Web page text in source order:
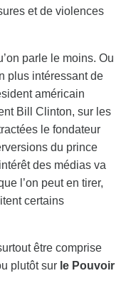
et de violences
parle le moins. Ou
plus intéressant de
américain
Bill Clinton, sur les
le fondateur
du prince
des médias va
l’on peut en tirer,
certains
être comprise
plutôt sur le Pouvoir